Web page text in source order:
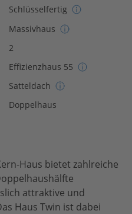
Schlüsselfertig
Massivhaus
2
Effizienzhaus 55
Satteldach
Doppelhaus
Haus bietet zahlreiche
attraktive und
Haus Twin ist dabei